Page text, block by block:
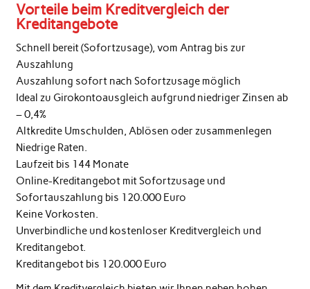
Vorteile beim Kreditvergleich der
Kreditangebote
Schnell bereit (Sofortzusage), vom Antrag bis zur
Auszahlung
Auszahlung sofort nach Sofortzusage möglich
Ideal zu Girokontoausgleich aufgrund niedriger Zinsen ab
– 0,4%
Altkredite Umschulden, Ablösen oder zusammenlegen
Niedrige Raten.
Laufzeit bis 144 Monate
Online-Kreditangebot mit Sofortzusage und
Sofortauszahlung bis 120.000 Euro
Keine Vorkosten.
Unverbindliche und kostenloser Kreditvergleich und
Kreditangebot.
Kreditangebot bis 120.000 Euro